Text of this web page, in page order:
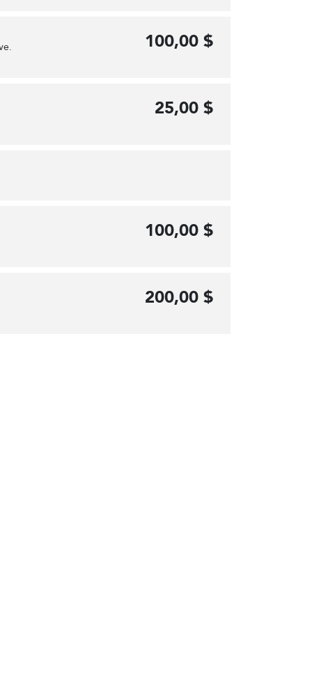
100,00 $
25,00 $
100,00 $
200,00 $